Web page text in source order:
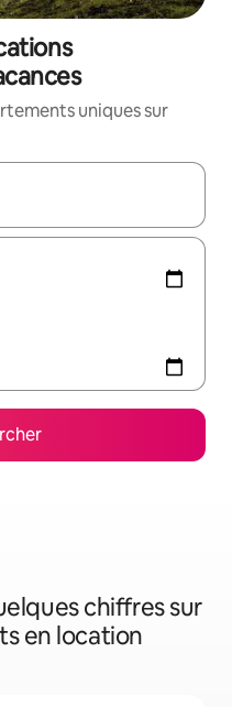
uniques sur
utilisez les flèches vers le
chiffres sur
en location